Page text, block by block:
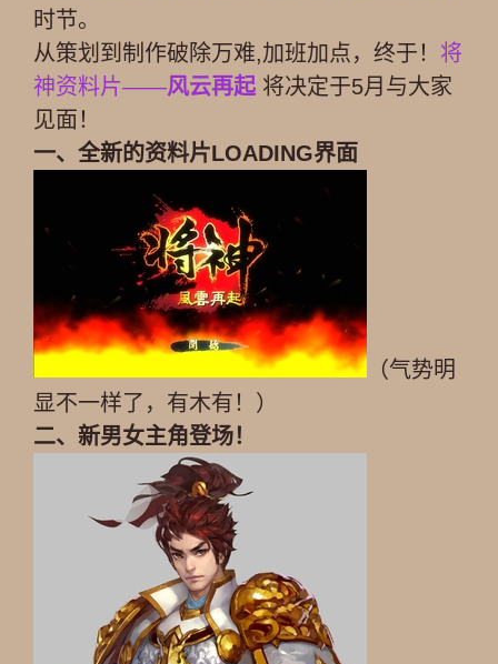
时节。
从策划到制作破除万难,加班加点，终于！ 将
神资料片——风云再起 将决定于5月与大家
见面！
一、全新的资料片LOADING界面
（气势明
显不一样了，有木有！）
二、新男女主角登场！